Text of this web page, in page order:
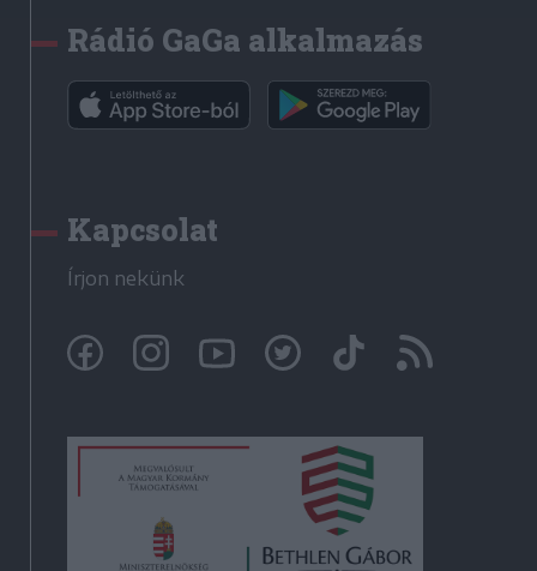
Rádió GaGa alkalmazás
Kapcsolat
Írjon nekünk